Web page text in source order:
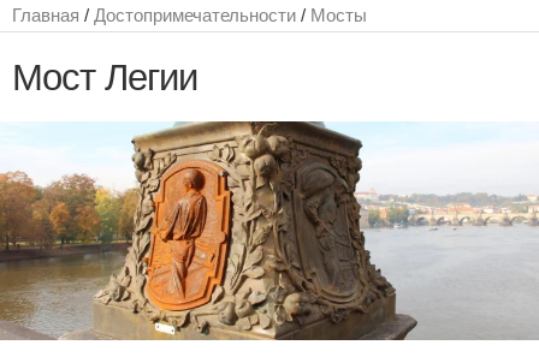
Главная / Достопримечательности / Мосты
Мост Легии